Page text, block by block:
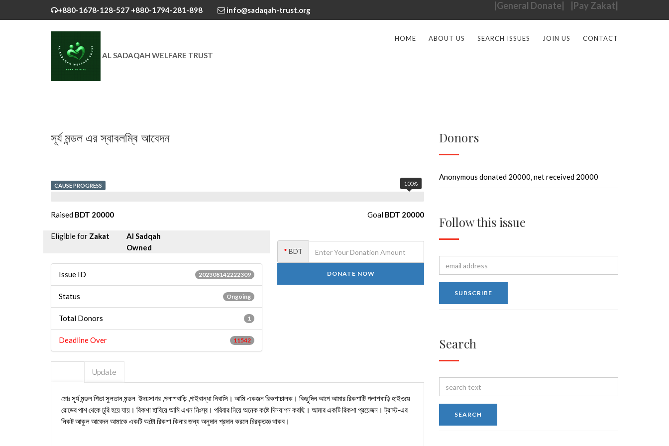
+880-1678-128-527 +880-1794-281-898 info@sadaqah-trust.org |General Donate| |Pay Zakat|
AL SADAQAH WELFARE TRUST
HOME ABOUT US SEARCH ISSUES JOIN US CONTACT
সূর্য মন্ডল এর স্বাবলম্বি আবেদন
CAUSE PROGRESS 100%
Raised BDT 20000 Goal BDT 20000
Eligible for Zakat
Al Sadqah
Owned
Issue ID 202308142222309
Status Ongoing
Total Donors 1
Deadline Over 11542
* BDT
Update
মোঃ সূর্য মন্ডল পিতা সুলতান মন্ডল উদয়সাগর ,পলাশবাড়ি ,গাইবান্ধা নিবাসি। আমি একজন রিকশাচালক। কিছুদিন আগে আমার রিকশাটি পলাশবাড়ি হাইওয়ে
রোডের পাশ থেকে চুরি হয়ে যায়। রিকশা হারিয়ে আমি এখন নিঃস্ব। পরিবার নিয়ে অনেক কষ্টে দিনযাপন করছি। আমার একটি রিকশা প্রয়েজন। ট্রাস্ট-এর
নিকট আকুল আবেদন আমাকে একটি অটো রিকশা কিনার জন্য অনুদান প্রদান করলে চিরকৃতজ্ঞ থাকব।
Donors
Anonymous donated 20000, net received 20000
Follow this issue
Search